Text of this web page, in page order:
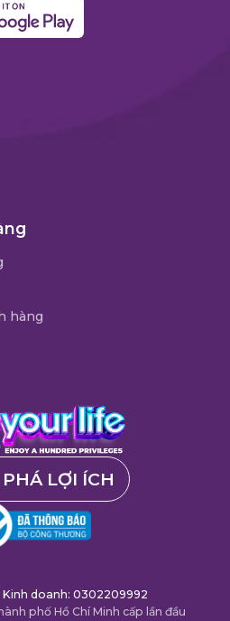
hàng
LỢI ÍCH
Kinh doanh: 0302209992
phố Hồ Chí Minh cấp lần đầu